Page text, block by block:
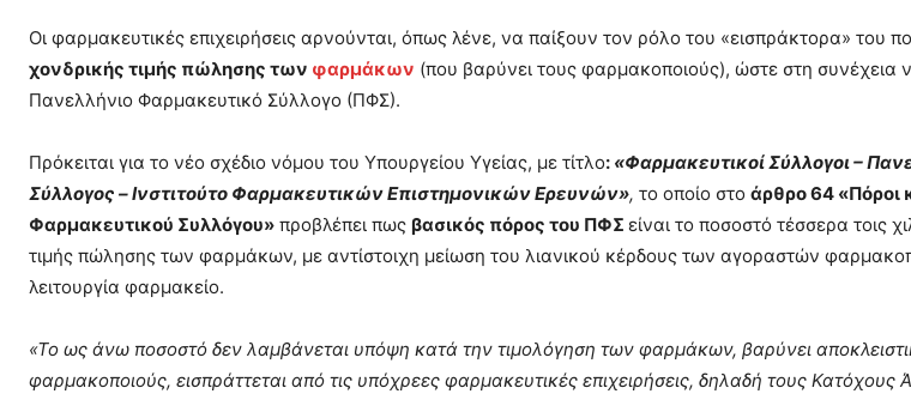
Οι φαρμακευτικές επιχειρήσεις αρνούνται, όπως λένε, να παίξουν τον ρόλο του «εισπράκτορα» του
χονδρικής τιμής πώλησης των φαρμάκων (που βαρύνει τους φαρμακοποιούς), ώστε στη συνέχεια
Πανελλήνιο Φαρμακευτικό Σύλλογο (ΠΦΣ).
Πρόκειται για το νέο σχέδιο νόμου του Υπουργείου Υγείας, με τίτλο: «Φαρμακευτικοί Σύλλογοι –
Σύλλογος – Ινστιτούτο Φαρμακευτικών Επιστημονικών Ερευνών», το οποίο στο άρθρο 64 «Πόροι
Φαρμακευτικού Συλλόγου» προβλέπει πως βασικός πόρος του ΠΦΣ είναι το ποσοστό τέσσερα τοις
τιμής πώλησης των φαρμάκων, με αντίστοιχη μείωση του λιανικού κέρδους των αγοραστών
λειτουργία φαρμακείο.
«Το ως άνω ποσοστό δεν λαμβάνεται υπόψη κατά την τιμολόγηση των φαρμάκων, βαρύνει
φαρμακοποιούς, εισπράττεται από τις υπόχρεες φαρμακευτικές επιχειρήσεις, δηλαδή τους Κατόχους